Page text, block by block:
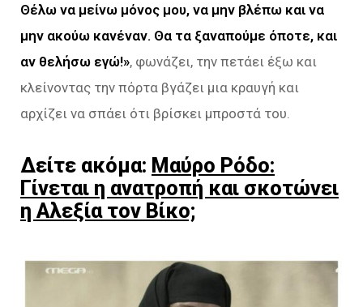
Θέλω να μείνω μόνος μου, να μην βλέπω και να
μην ακούω κανέναν. Θα τα ξαναπούμε όποτε, και
αν θελήσω εγώ!», φωνάζει, την πετάει έξω και
κλείνοντας την πόρτα βγάζει μια κραυγή και
αρχίζει να σπάει ότι βρίσκει μπροστά του.
Δείτε ακόμα: Μαύρο Ρόδο:
Γίνεται η ανατροπή και σκοτώνει
η Αλεξία τον Βίκο;